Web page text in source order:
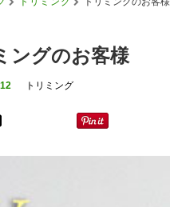
ングのお客様
トリミング